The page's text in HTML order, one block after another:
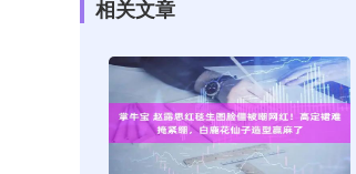
相关文章